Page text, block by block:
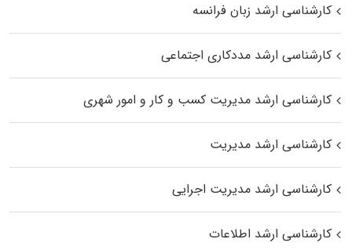
کارشناسی ارشد زبان فرانسه
کارشناسی ارشد مددکاری اجتماعی
کارشناسی ارشد مدیریت کسب و کار و امور شهری
کارشناسی ارشد مدیریت
کارشناسی ارشد مدیریت اجرایی
کارشناسی ارشد اطلاعات